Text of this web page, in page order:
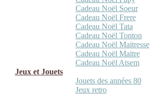
Cadeau Noël Soeur
Cadeau Noël Frere
Cadeau Noël Tata
Cadeau Noël Tonton
Cadeau Noël Maitresse
Cadeau Noël Maitre
Cadeau Noël Atsem
Jeux et Jouets
Jouets des années 80
Jeux retro